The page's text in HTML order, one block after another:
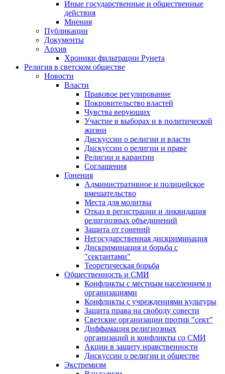
Иные государственные и общественные
действия
Мнения
Публикации
Документы
Архив
Хроники фильтрации Рунета
Религия в светском обществе
Новости
Власти
Правовое регулирование
Покровительство властей
Чувства верующих
Участие в выборах и в политической
жизни
Дискуссии о религии и власти
Дискуссии о религии и праве
Религии и карантин
Соглашения
Гонения
Административное и полицейское
вмешательство
Места для молитвы
Отказ в регистрации и ликвидация
религиозных объединений
Защита от гонений
Негосударственная дискриминация
Дискриминация и борьба с
"сектантами"
Теоретическая борьба
Общественность и СМИ
Конфликты с местным населением и
организациями
Конфликты с учреждениями культуры
Защита права на свободу совести
Светские организации против "сект"
Диффамация религиозных
организаций и конфликты со СМИ
Акции в защиту нравственности
Дискуссии о религии и обществе
Экстремизм